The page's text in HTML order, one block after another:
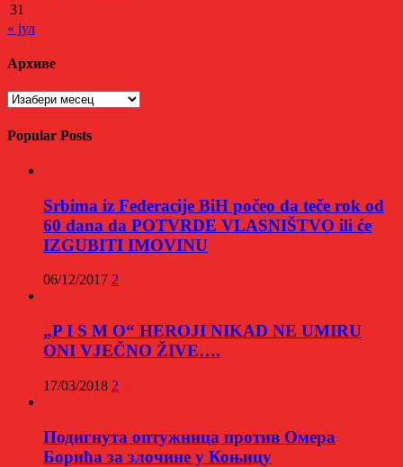
31
« јул
Архиве
Архиве
Popular Posts
Srbima iz Federacije BiH počeo da teče rok od
60 dana da POTVRDE VLASNIŠTVO ili će
IZGUBITI IMOVINU
06/12/2017 2
„P I S M O“ HEROJI NIKAD NE UMIRU
ONI VJEČNO ŽIVE….
17/03/2018 2
Подигнута оптужница против Омера
Борића за злочине у Коњицу